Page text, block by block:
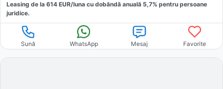
Leasing de la 614 EUR/luna cu dobăndă anuală 5,7% pentru persoane
juridice.
Sună WhatsApp Mesaj Favorite